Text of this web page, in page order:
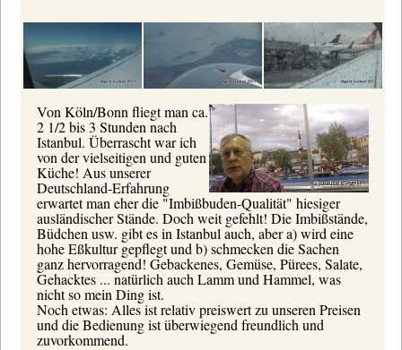
Von Köln/Bonn fliegt man ca.
2 1/2 bis 3 Stunden nach
Istanbul. Überrascht war ich
von der vielseitigen und guten
Küche! Aus unserer
Deutschland-Erfahrung
erwartet man eher die "Imbißbuden-Qualität" hiesiger
ausländischer Stände. Doch weit gefehlt! Die Imbißstände,
Büdchen usw. gibt es in Istanbul auch, aber a) wird eine
hohe Eßkultur gepflegt und b) schmecken die Sachen
ganz hervorragend! Gebackenes, Gemüse, Pürees, Salate,
Gehacktes ... natürlich auch Lamm und Hammel, was
nicht so mein Ding ist.
Noch etwas: Alles ist relativ preiswert zu unseren Preisen
und die Bedienung ist überwiegend freundlich und
zuvorkommend.